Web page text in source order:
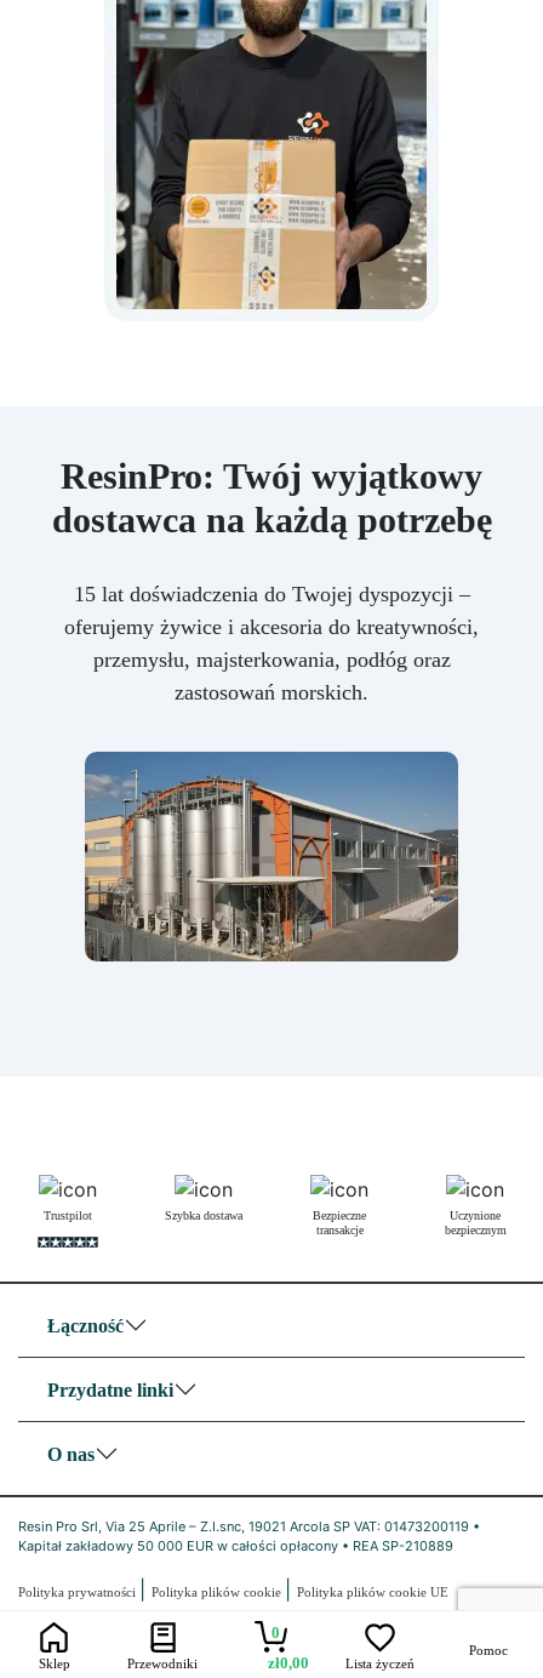
ResinPro: Twój wyjątkowy
dostawca na każdą potrzebę
15 lat doświadczenia do Twojej dyspozycji –
oferujemy żywice i akcesoria do kreatywności,
przemysłu, majsterkowania, podłóg oraz
zastosowań morskich.
Trustpilot Szybka dostawa
Bezpieczne
transakcje
Uczynione
bezpiecznym
Łączność
Przydatne linki
O nas
Resin Pro Srl, Via 25 Aprile – Z.I.snc, 19021 Arcola SP VAT: 01473200119 •
Kapitał zakładowy 50 000 EUR w całości opłacony • REA SP-210889
Polityka prywatności Polityka plików cookie Polityka plików cookie UE
Sklep Przewodniki
0
zł0,00 Lista życzeń
Pomoc